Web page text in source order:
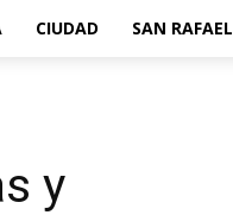
CIUDAD SAN RAFAEL
y